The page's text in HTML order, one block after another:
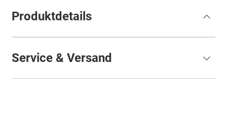
Produktdetails
Service & Versand